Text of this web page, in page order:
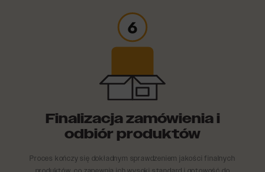
Finalizacja zamówienia i
odbiór produktów
Proces kończy się dokładnym sprawdzeniem jakości finalnych